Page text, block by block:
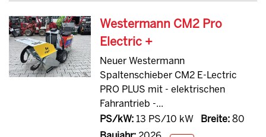
Westermann CM2 Pro
Electric +
Neuer Westermann
Spaltenschieber CM2 E-Lectric
PRO PLUS mit - elektrischen
Fahrantrieb -...
PS/kW:13 PS/10 kW Breite:80